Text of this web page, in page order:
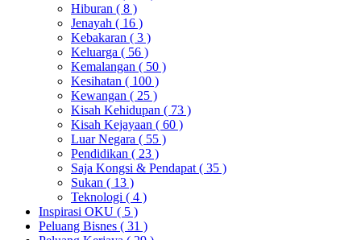
Hiburan ( 8 )
Jenayah ( 16 )
Kebakaran ( 3 )
Keluarga ( 56 )
Kemalangan ( 50 )
Kesihatan ( 100 )
Kewangan ( 25 )
Kisah Kehidupan ( 73 )
Kisah Kejayaan ( 60 )
Luar Negara ( 55 )
Pendidikan ( 23 )
Saja Kongsi & Pendapat ( 35 )
Sukan ( 13 )
Teknologi ( 4 )
Inspirasi OKU ( 5 )
Peluang Bisnes ( 31 )